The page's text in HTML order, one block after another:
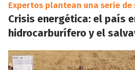
Expertos plantean una serie de
Crisis energética: el país
hidrocarburífero y el